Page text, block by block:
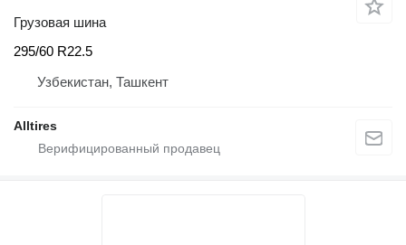
Грузовая шина
295/60 R22.5
Узбекистан, Ташкент
Alltires